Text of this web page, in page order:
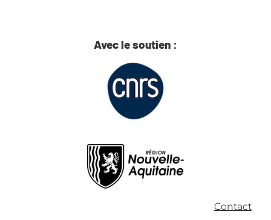
Avec le soutien :
Contact